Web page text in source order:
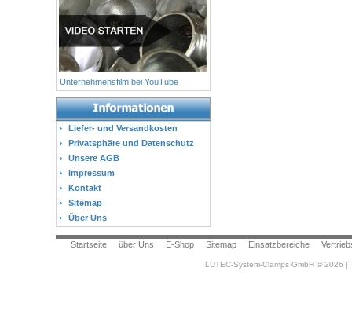
Unternehmensfilm bei YouTube
Liefer- und Versandkosten
Privatsphäre und Datenschutz
Unsere AGB
Impressum
Kontakt
Sitemap
Über Uns
Startseite über Uns E-Shop Sitemap Einsatzbereiche
LUTEC-System-Clamps GmbH © 2026